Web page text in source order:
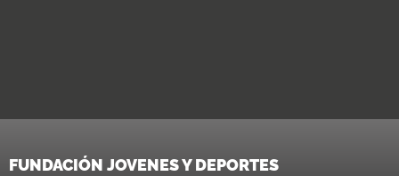
FUNDACIÓN JOVENES Y DEPORTES